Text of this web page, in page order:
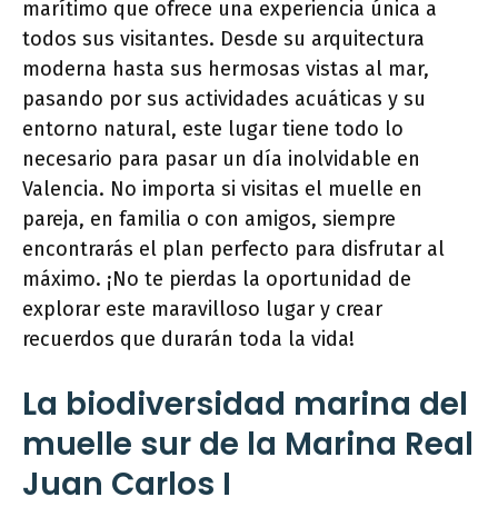
marítimo que ofrece una experiencia única a
todos sus visitantes. Desde su arquitectura
moderna hasta sus hermosas vistas al mar,
pasando por sus actividades acuáticas y su
entorno natural, este lugar tiene todo lo
necesario para pasar un día inolvidable en
Valencia. No importa si visitas el muelle en
pareja, en familia o con amigos, siempre
encontrarás el plan perfecto para disfrutar al
máximo. ¡No te pierdas la oportunidad de
explorar este maravilloso lugar y crear
recuerdos que durarán toda la vida!
La biodiversidad marina del
muelle sur de la Marina Real
Juan Carlos I